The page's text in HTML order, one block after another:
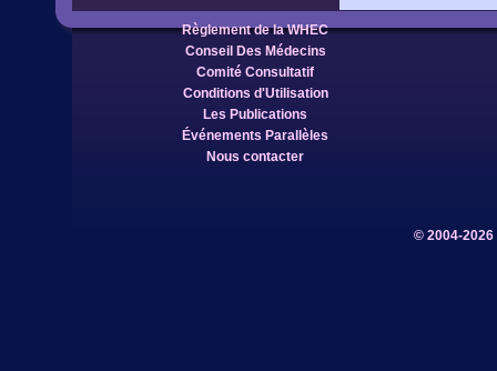
Règlement de la WHEC
Conseil Des Médecins
Comité Consultatif
Conditions d'Utilisation
Les Publications
Événements Parallèles
Nous contacter
© 2004-2026